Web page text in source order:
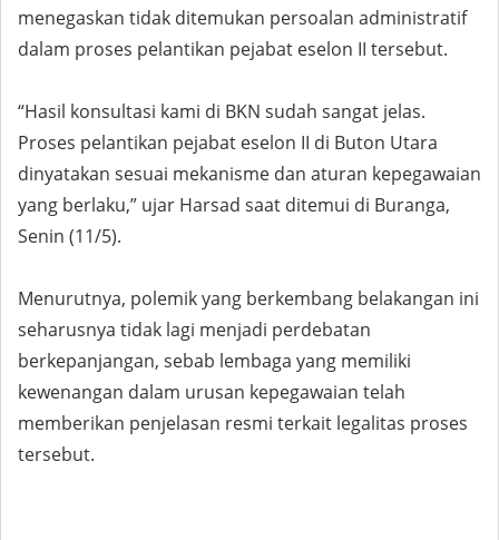
menegaskan tidak ditemukan persoalan administratif
dalam proses pelantikan pejabat eselon II tersebut.
“Hasil konsultasi kami di BKN sudah sangat jelas.
Proses pelantikan pejabat eselon II di Buton Utara
dinyatakan sesuai mekanisme dan aturan kepegawaian
yang berlaku,” ujar Harsad saat ditemui di Buranga,
Senin (11/5).
Menurutnya, polemik yang berkembang belakangan ini
seharusnya tidak lagi menjadi perdebatan
berkepanjangan, sebab lembaga yang memiliki
kewenangan dalam urusan kepegawaian telah
memberikan penjelasan resmi terkait legalitas proses
tersebut.